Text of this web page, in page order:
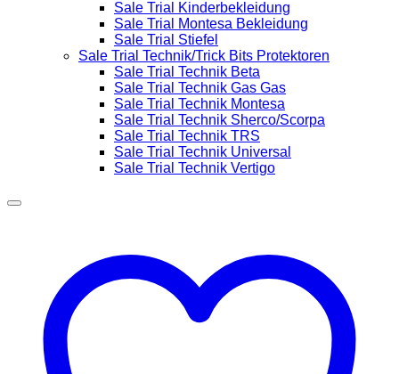
Sale Trial Kinderbekleidung
Sale Trial Montesa Bekleidung
Sale Trial Stiefel
Sale Trial Technik/Trick Bits Protektoren
Sale Trial Technik Beta
Sale Trial Technik Gas Gas
Sale Trial Technik Montesa
Sale Trial Technik Sherco/Scorpa
Sale Trial Technik TRS
Sale Trial Technik Universal
Sale Trial Technik Vertigo